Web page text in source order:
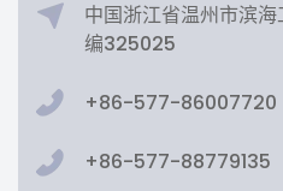
中国浙江省温州市滨
编325025
+86-577-86007720
+86-577-88779135